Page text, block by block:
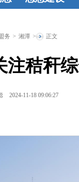
务 习资料 民盟
传统教育基
地 统战理论
研究 征文选
务 > 湘潭 > 正文
注秸秆
2024-11-18 09:06:27